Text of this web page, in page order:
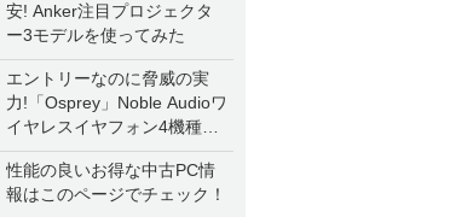
安! Anker注目プロジェクタ
ー3モデルを使ってみた
エントリーなのに脅威の実
力!「Osprey」Noble Audioワ
イヤレスイヤフォン4機種を
一気に聴く
性能の良いお得な中古PC情
報はこのページでチェック！